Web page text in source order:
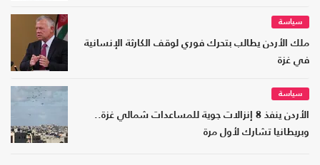
سياسة
ملك الأردن يطالب بتحرك فوري لوقف الكارثة الإنسانية
في غزة
سياسة
الأردن ينفذ 8 إنزالات جوية للمساعدات شمالي غزة..
وبريطانيا تشارك لأول مرة